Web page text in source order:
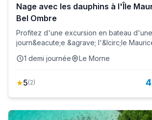
Nage avec les dauphins à l'Île
Bel Ombre
Profitez d'une excursion en bateau
journ&eacute;e &agrave; l'&Icirc;le
1 demi journée Le Morne
★5(2)